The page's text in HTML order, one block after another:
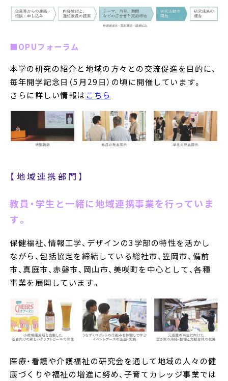
■OPUフォーラム
本学の研究の紹介と地域の方々との交流促進を目的に、
毎年開学記念日（5月29日）の頃に開催しています。
さらに詳しい情報は こちら
【地域連携部門】
教員・学生と一緒に地域連携事業を行っていま
す。
保健福祉、情報工学、デザインの3学部の特性を活かし
ながら、包括協定を締結している総社市、笠岡市、備前
市、真庭市、赤磐市、岡山市、美咲町を中心として、各種
事業を展開しています。
医療・看護や介護福祉の研究会を通して地域の人々の健
康づくりや福祉の増進に努め、子育てカレッジ事業では